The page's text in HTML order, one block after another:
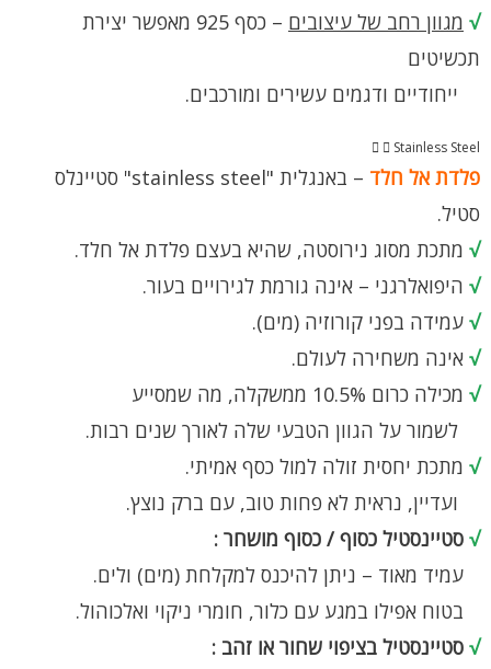
√ מגוון רחב של עיצובים
– כסף 925 מאפשר יצירת
תכשיטים
ייחודיים ודגמים עשירים ומורכבים.
Stainless Steel
פלדת אל חלד
– באנגלית "stainless steel" סטיינלס
סטיל.
√ מתכת מסוג נירוסטה, שהיא בעצם פלדת אל חלד.
√ היפואלרגני – אינה גורמת לגירויים בעור.
√ עמידה בפני קורוזיה (מים).
√ אינה משחירה לעולם.
√ מכילה כרום 10.5% ממשקלה, מה שמסייע
לשמור על הגוון הטבעי שלה לאורך שנים רבות.
√ מתכת יחסית זולה למול כסף אמיתי.
ועדיין, נראית לא פחות טוב, עם ברק נוצץ.
√ סטיינסטיל כסוף / כסוף מושחר :
עמיד מאוד – ניתן להיכנס למקלחת (מים) ולים.
בטוח אפילו במגע עם כלור, חומרי ניקוי ואלכוהול.
√ סטיינסטיל בציפוי שחור או זהב :